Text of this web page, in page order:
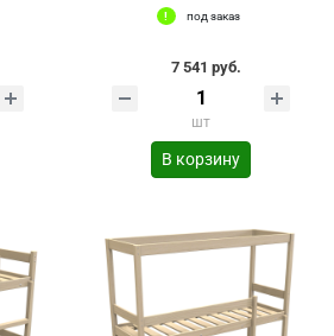
под заказ
7 541 руб.
шт
В корзину